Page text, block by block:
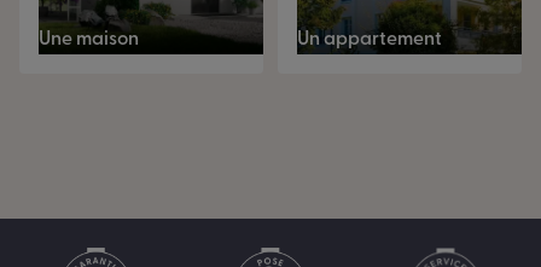
Une maison Un appartement